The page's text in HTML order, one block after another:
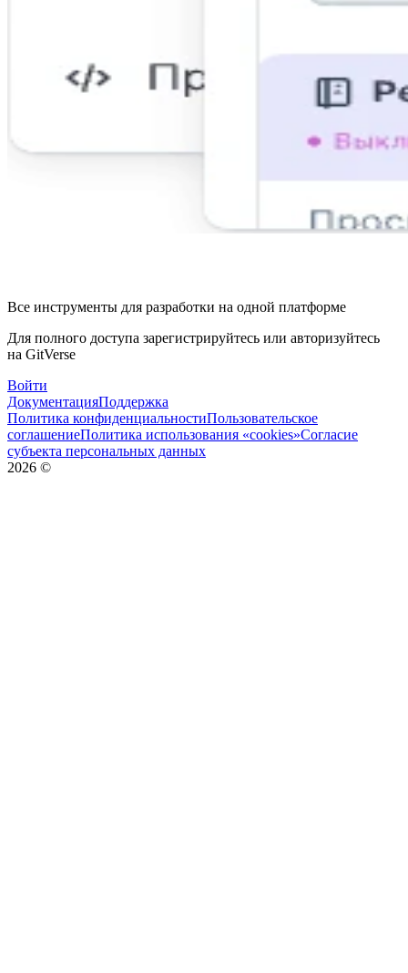
Все инструменты для разработки на одной платформе
Для полного доступа зарегистрируйтесь или авторизуйтесь
на GitVerse
Войти
ДокументацияПоддержка
Политика конфиденциальностиПользовательское
соглашениеПолитика использования «cookies»Согласие
субъекта персональных данных
2026 ©